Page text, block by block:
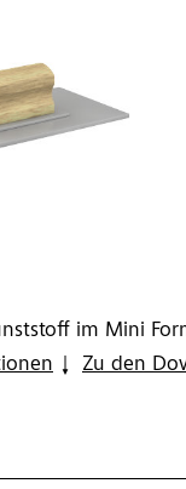
im Mini
Zu den